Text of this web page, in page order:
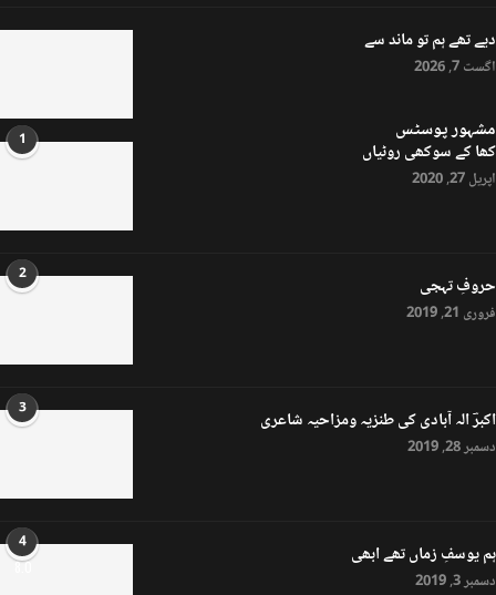
دیے تھے ہم تو ماند سے
اگست 7, 2026
مشہور پوسٹس 1 کھا کے سوکھی روٹیاں
اپریل 27, 2020
2 حروفِ تہجی
فروری 21, 2019
3 اکبرؔ الہ آبادی کی طنزیہ ومزاحیہ شاعری
دسمبر 28, 2019
4
8.0 ہم یوسفِ زماں تھے ابھی
دسمبر 3, 2019